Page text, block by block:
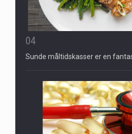
04
Sunde måltidskasser er en